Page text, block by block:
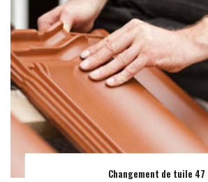
Changement de tuile 47